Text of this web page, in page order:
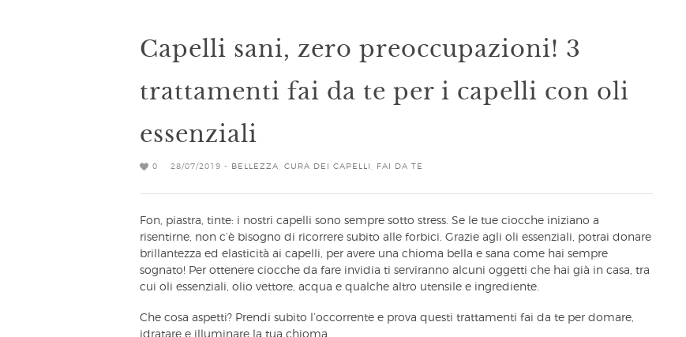
Capelli sani, zero preoccupazioni! 3
trattamenti fai da te per i capelli con oli
essenziali
0 28/07/2019 - BELLEZZA CURA DEI CAPELLI FAI DA TE
Fon, piastra, tinte: i nostri capelli sono sempre sotto stress. Se le tue ciocche iniziano a
risentirne, non c’è bisogno di ricorrere subito alle forbici. Grazie agli oli essenziali, potrai donare
brillantezza ed elasticità ai capelli, per avere una chioma bella e sana come hai sempre
sognato! Per ottenere ciocche da fare invidia ti serviranno alcuni oggetti che hai già in casa, tra
cui oli essenziali, olio vettore, acqua e qualche altro utensile e ingrediente.
Che cosa aspetti? Prendi subito l’occorrente e prova questi trattamenti fai da te per domare,
idratare e illuminare la tua chioma.